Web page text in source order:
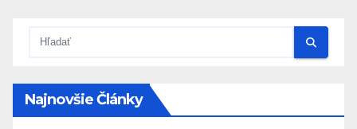
Najnovšie Články